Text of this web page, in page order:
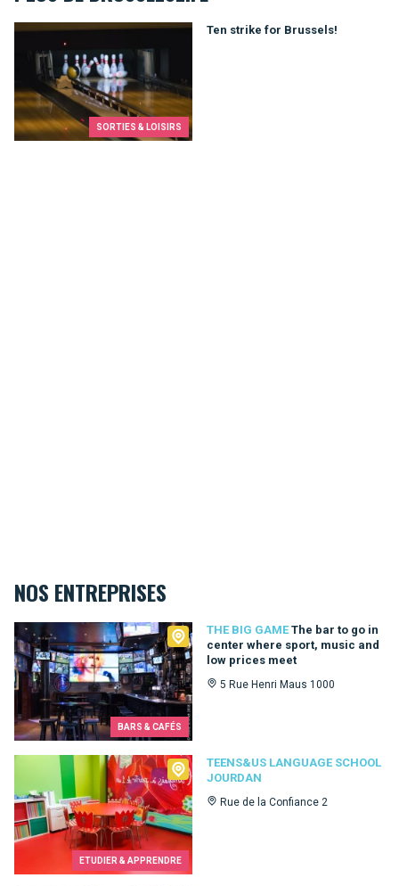
SORTIES & LOISIRS
Ten strike for Brussels!
Ten strike for Brussels!
NOS ENTREPRISES
BARS & CAFÉS
THE BIG GAME The bar to go in
center where sport, music and
low prices meet
5 Rue Henri Maus 1000
The Big Game
ETUDIER & APPRENDRE
TEENS&US LANGUAGE SCHOOL
JOURDAN
Rue de la Confiance 2
Teens&Us language school Jourdan